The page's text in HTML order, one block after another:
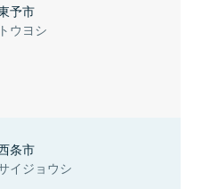
予市
トウヨシ
条市
イジョウシ